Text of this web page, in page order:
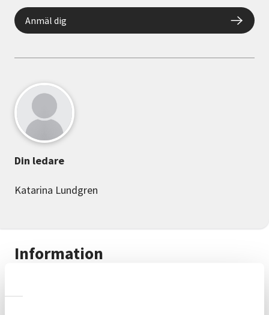
Information
läsning stärker människors psykiska hälsa,
Anmäl dig
Din ledare
Katarina Lundgren